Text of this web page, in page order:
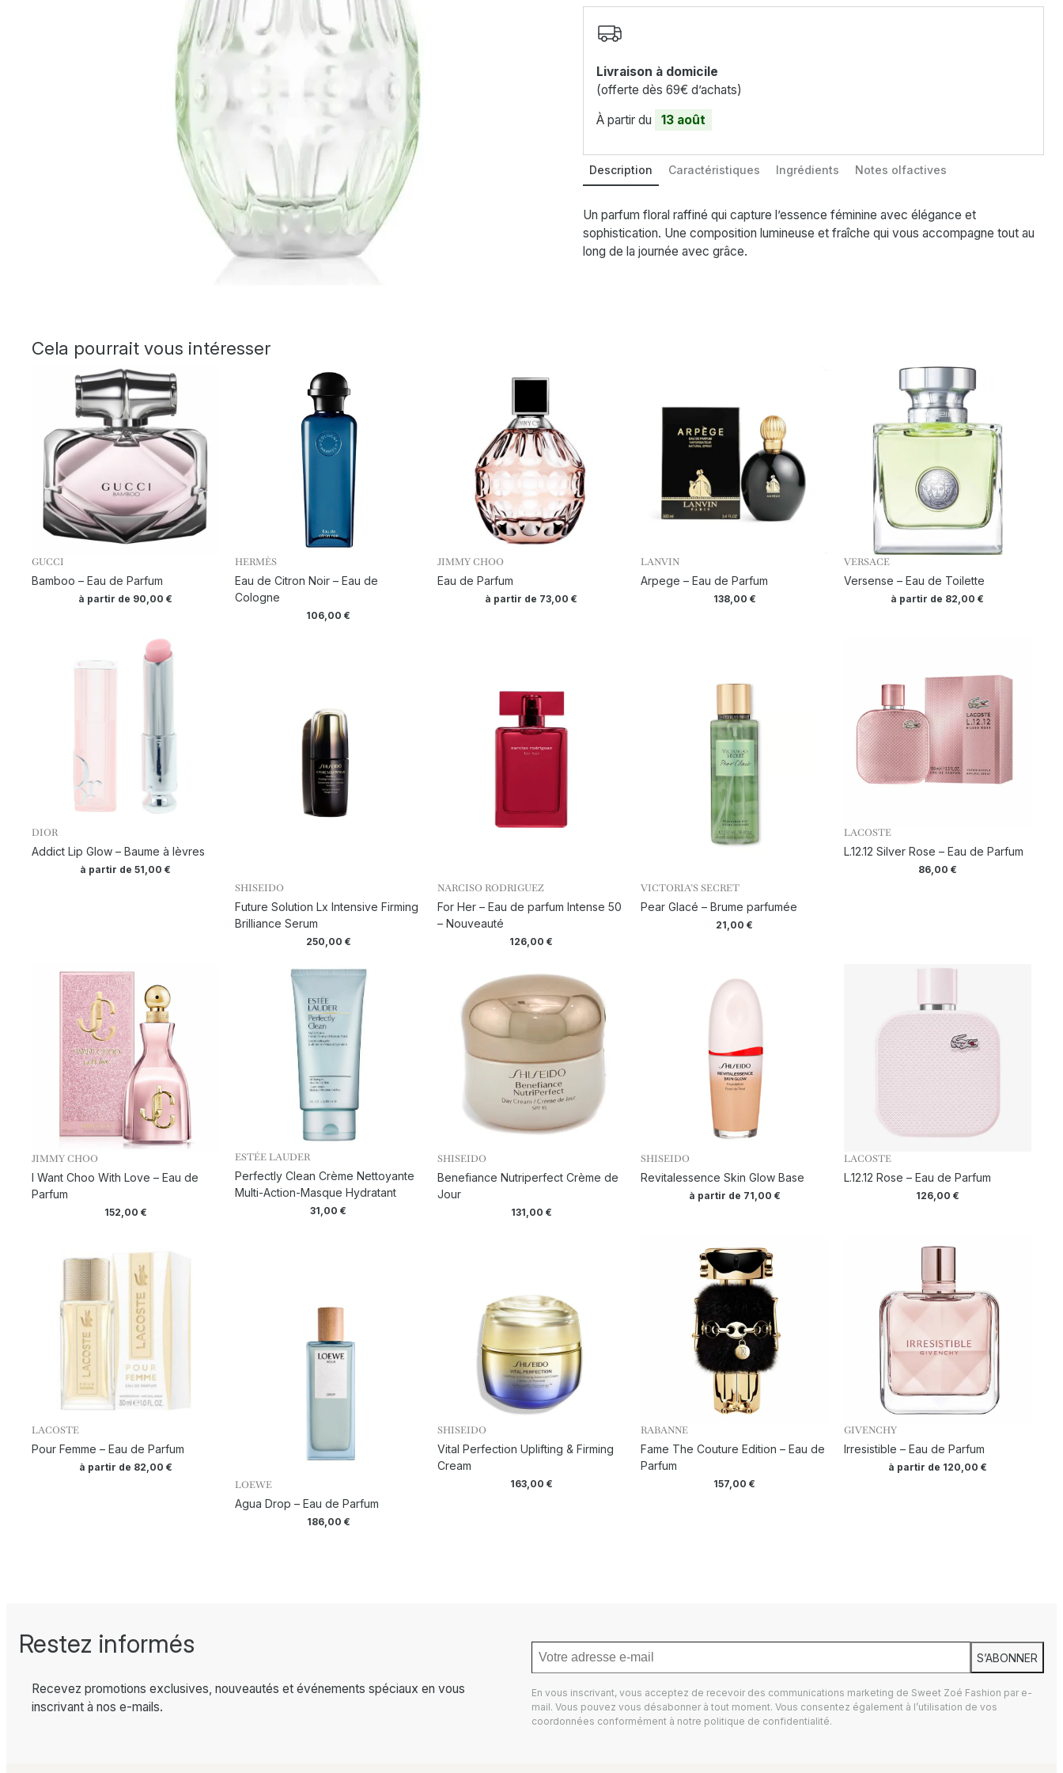
Livraison à domicile
(offerte dès 69€ d’achats)
À partir du 13 août
Description Caractéristiques Ingrédients Notes olfactives
Un parfum floral raffiné qui capture l’essence féminine avec élégance et
sophistication. Une composition lumineuse et fraîche qui vous accompagne tout au
long de la journée avec grâce.
Cela pourrait vous intéresser
GUCCI
Bamboo – Eau de Parfum
à partir de 90,00€
HERMÈS
Eau de Citron Noir – Eau de
Cologne
106,00€
JIMMY CHOO
Eau de Parfum
à partir de 73,00€
LANVIN
Arpege – Eau de Parfum
138,00 €
VERSACE
Versense – Eau de Toilette
à partir de 82,00€
DIOR
Addict Lip Glow – Baume à lèvres
à partir de51,00€
SHISEIDO
Future Solution Lx Intensive Firming
Brilliance Serum
250,00 €
NARCISO RODRIGUEZ
For Her – Eau de parfum Intense 50
– Nouveauté
126,00€
VICTORIA’S SECRET
Pear Glacé – Brume parfumée
21,00€
LACOSTE
L.12.12 Silver Rose – Eau de Parfum
86,00 €
JIMMY CHOO
I Want Choo With Love – Eau de
Parfum
152,00 €
ESTÉE LAUDER
Perfectly Clean Crème Nettoyante
Multi-Action-Masque Hydratant
31,00€
SHISEIDO
Benefiance Nutriperfect Crème de
Jour
131,00 €
SHISEIDO
Revitalessence Skin Glow Base
à partir de 71,00 €
LACOSTE
L.12.12 Rose – Eau de Parfum
126,00 €
LACOSTE
Pour Femme – Eau de Parfum
à partir de 82,00 €
LOEWE
Agua Drop – Eau de Parfum
186,00 €
SHISEIDO
Vital Perfection Uplifting & Firming
Cream
163,00 €
RABANNE
Fame The Couture Edition – Eau de
Parfum
157,00€
GIVENCHY
Irresistible – Eau de Parfum
à partir de 120,00 €
Restez informés
Recevez promotions exclusives, nouveautés et événements spéciaux en vous
inscrivant à nos e-mails.
S’ABONNER
En vous inscrivant, vous acceptez de recevoir des communications marketing de Sweet Zoé Fashion par e-
mail. Vous pouvez vous désabonner à tout moment. Vous consentez également à l’utilisation de vos
coordonnées conformément à notre politique de confidentialité.